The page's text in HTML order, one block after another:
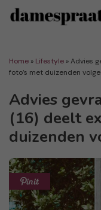
Home » Lifestyle »Advies
foto’s met duizenden
Advies
(16) deelt
duizenden